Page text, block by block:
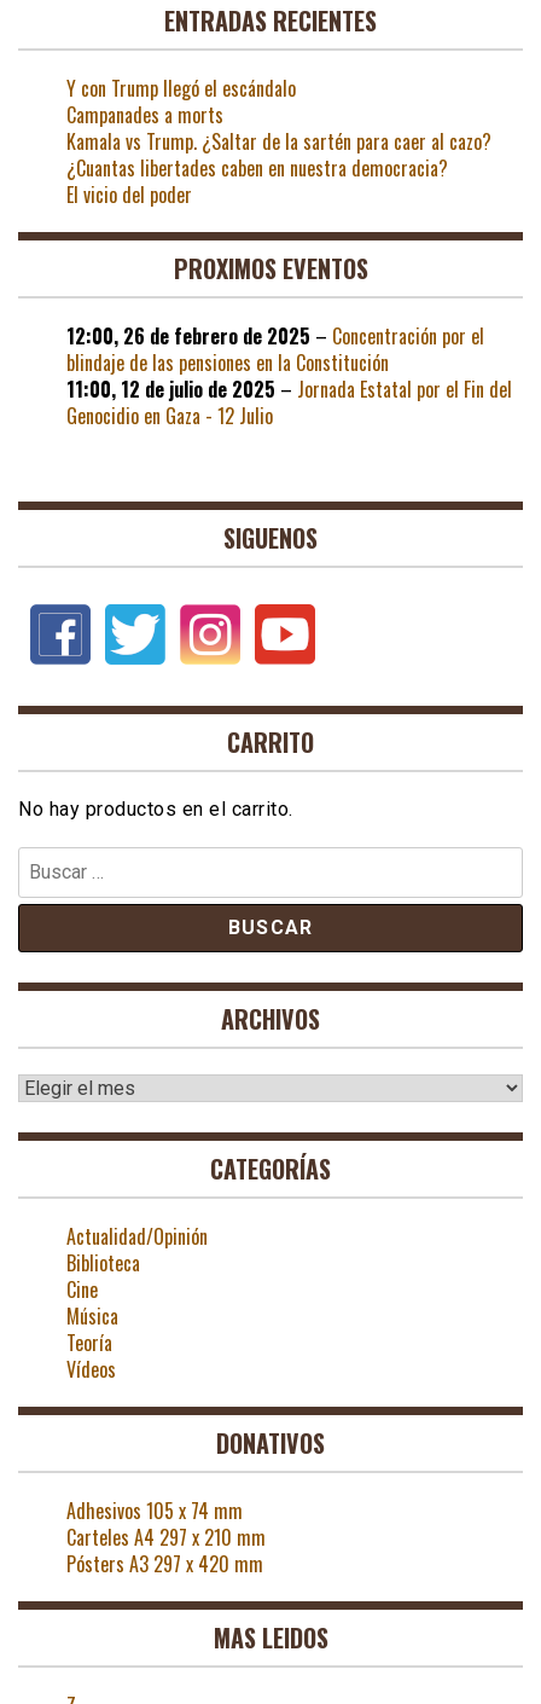
ENTRADAS RECIENTES
Y con Trump llegó el escándalo
Campanades a morts
Kamala vs Trump. ¿Saltar de la sartén para caer al cazo?
¿Cuantas libertades caben en nuestra democracia?
El vicio del poder
PROXIMOS EVENTOS
12:00, 26 de febrero de 2025 – Concentración por el
blindaje de las pensiones en la Constitución
11:00, 12 de julio de 2025 – Jornada Estatal por el Fin del
Genocidio en Gaza - 12 Julio
SIGUENOS
CARRITO
No hay productos en el carrito.
Buscar:
ARCHIVOS
Archivos
CATEGORÍAS
Actualidad/Opinión
Biblioteca
Cine
Música
Teoría
Vídeos
DONATIVOS
Adhesivos 105 x 74 mm
Carteles A4 297 x 210 mm
Pósters A3 297 x 420 mm
MAS LEIDOS